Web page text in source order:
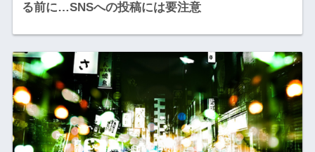
る前に…SNSへの投稿には要注意